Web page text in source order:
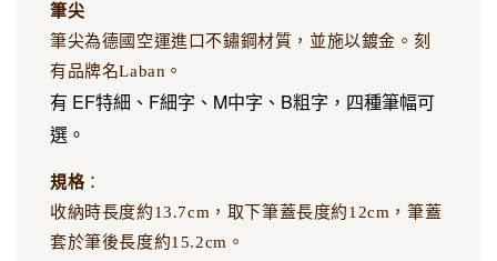
筆尖
筆尖為德國空運進口不鏽鋼材質，並施以鍍金。刻
有品牌名Laban。
有 EF特細、F細字 、 M中字 、 B粗字，四種筆幅可
選。
規格：
收納時長度約13.7cm，取下筆蓋長度約12cm，筆蓋
套於筆後長度約15.2cm。